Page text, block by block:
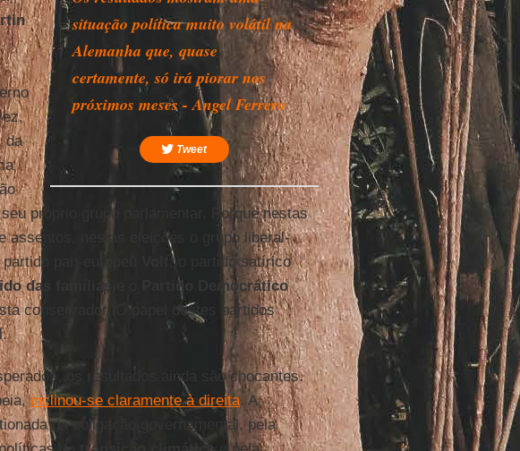
situação política muito volátil na
Alemanha que, quase
certamente, só irá piorar nos
próximos meses - Angel Ferrero
Tweet
da
próprio grupo parlamentar. Porque nestas
assentos, nestas eleições o grupo liberal-
pan-europeu Volt, o partido satírico
das famílias
Partido Democrático
conservador. O papel destes partidos
os resultados ainda são chocantes.
inclinou-se claramente à direita. A
da coligação governamental, pela